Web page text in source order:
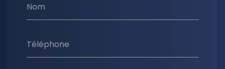
Nom
Téléphone